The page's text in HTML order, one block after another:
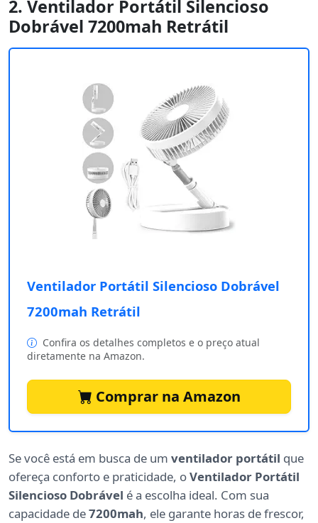
2. Ventilador Portátil Silencioso
Dobrável 7200mah Retrátil
Ventilador Portátil Silencioso Dobrável
7200mah Retrátil
Confira os detalhes completos e o preço atual
diretamente na Amazon.
Comprar na Amazon
Se você está em busca de um ventilador portátil que
ofereça conforto e praticidade, oVentilador Portátil
Silencioso Dobrável é a escolha ideal. Com sua
capacidade de7200mah, ele garante horas de frescor,